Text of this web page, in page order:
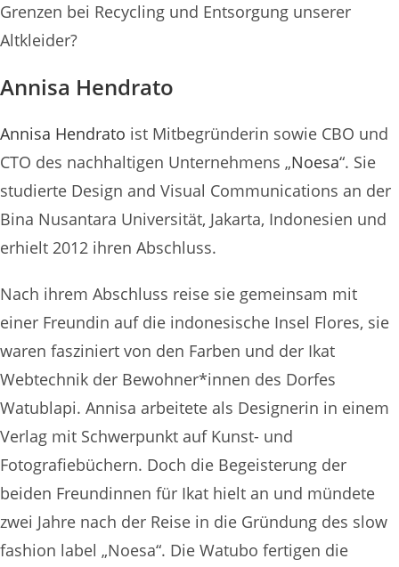
Grenzen bei Recycling und Entsorgung unserer
Altkleider?
Annisa Hendrato
Annisa Hendrato ist Mitbegründerin sowie CBO und
CTO des nachhaltigen Unternehmens „Noesa“. Sie
studierte Design and Visual Communications an der
Bina Nusantara Universität, Jakarta, Indonesien und
erhielt 2012 ihren Abschluss.
Nach ihrem Abschluss reise sie gemeinsam mit
einer Freundin auf die indonesische Insel Flores, sie
waren fasziniert von den Farben und der Ikat
Webtechnik der Bewohner*innen des Dorfes
Watublapi. Annisa arbeitete als Designerin in einem
Verlag mit Schwerpunkt auf Kunst- und
Fotografiebüchern. Doch die Begeisterung der
beiden Freundinnen für Ikat hielt an und mündete
zwei Jahre nach der Reise in die Gründung des slow
fashion label „Noesa“. Die Watubo fertigen die